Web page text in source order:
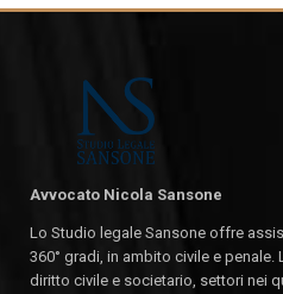
Avvocato Nicola Sansone
Lo Studio legale Sansone offre
360° gradi, in ambito civile e
diritto civile e societario, settori nei